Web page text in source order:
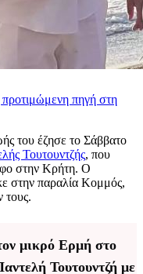
πηγή στη
του έζησε το Σάββατο
Τουτουντζής, που
στην Κρήτη. Ο
στην παραλία Κομμός,
τους.
μικρό Ερμή στο
Τουτουντζή με